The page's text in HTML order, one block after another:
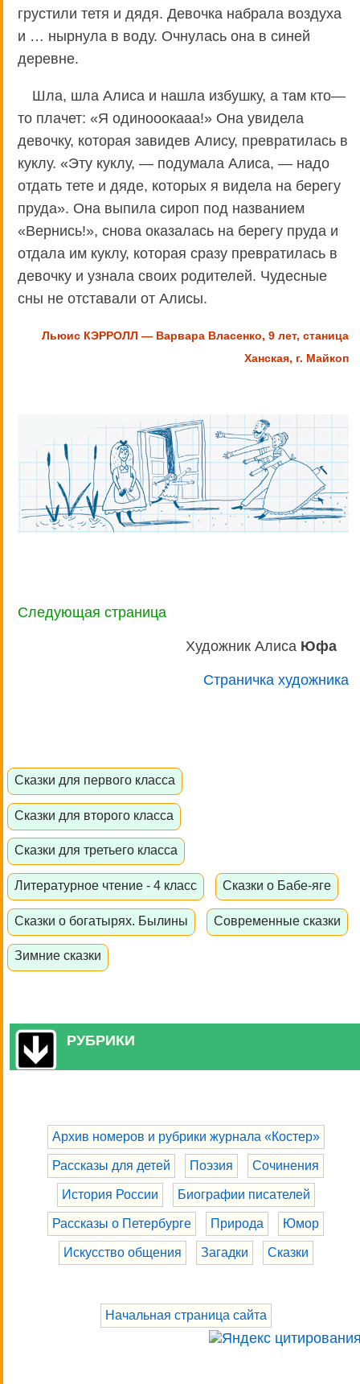
грустили тетя и дядя. Девочка набрала воздуха
и … нырнула в воду. Очнулась она в синей
деревне.
Шла, шла Алиса и нашла избушку, а там кто—
то плачет: «Я одинооокааа!» Она увидела
девочку, которая завидев Алису, превратилась в
куклу. «Эту куклу, — подумала Алиса, — надо
отдать тете и дяде, которых я видела на берегу
пруда». Она выпила сироп под названием
«Вернись!», снова оказалась на берегу пруда и
отдала им куклу, которая сразу превратилась в
девочку и узнала своих родителей. Чудесные
сны не отставали от Алисы.
Льюис КЭРРОЛЛ — Варвара Власенко, 9 лет, станица
Ханская, г. Майкоп
Следующая страница
Художник Алиса Юфа
Страничка художника
Сказки для первого класса
Сказки для второго класса
Сказки для третьего класса
Литературное чтение - 4 класс Сказки о Бабе-яге
Сказки о богатырях. Былины Современные сказки
Зимние сказки
РУБРИКИ
Архив номеров и рубрики журнала «Костер»
Рассказы для детей Поэзия Сочинения
История России Биографии писателей
Рассказы о Петербурге Природа Юмор
Искусство общения Загадки Сказки
Начальная страница сайта